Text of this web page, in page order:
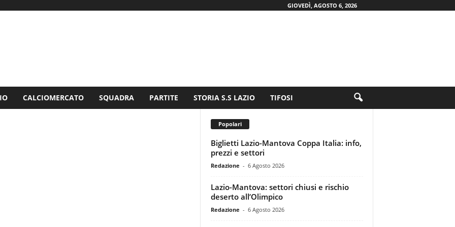
GIOVEDÌ, AGOSTO 6, 2026
CALCIOMERCATO SQUADRA PARTITE STORIA S.S LAZIO TIFOSI
Popolari
Biglietti Lazio-Mantova Coppa Italia: info,
prezzi e settori
Redazione - 6 Agosto 2026
Lazio-Mantova: settori chiusi e rischio
deserto all’Olimpico
Redazione - 6 Agosto 2026